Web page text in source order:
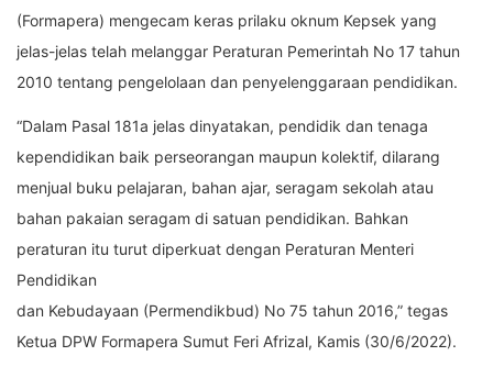
(Formapera) mengecam keras prilaku oknum Kepsek yang
jelas-jelas telah melanggar Peraturan Pemerintah No 17 tahun
2010 tentang pengelolaan dan penyelenggaraan pendidikan.
“Dalam Pasal 181a jelas dinyatakan, pendidik dan tenaga
kependidikan baik perseorangan maupun kolektif, dilarang
menjual buku pelajaran, bahan ajar, seragam sekolah atau
bahan pakaian seragam di satuan pendidikan. Bahkan
peraturan itu turut diperkuat dengan Peraturan Menteri
Pendidikan
dan Kebudayaan (Permendikbud) No 75 tahun 2016,” tegas
Ketua DPW Formapera Sumut Feri Afrizal, Kamis (30/6/2022).